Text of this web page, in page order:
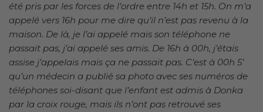
été pris par les forces de l’ordre entre 14h et 15h. On m’a
appelé vers 16h pour me dire qu’il n’est pas revenu à la
maison. De là, je l’ai appelé mais son téléphone ne
passait pas, j’ai appelé ses amis. De 16h à 00h, j’étais
assise j’appelais mais ça ne passait pas. C’est à 00h 5’
qu’un médecin a publié sa photo avec ses numéros de
téléphones soi-disant que l’enfant est admis à Donka
par la croix rouge, mais ils n’ont pas retrouvé ses